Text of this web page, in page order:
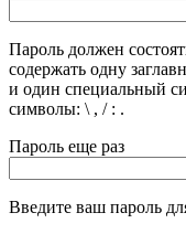
Пароль должен
содержать одну
и один специальный
символы: \ , / : .
Пароль еще раз
Введите ваш пароль